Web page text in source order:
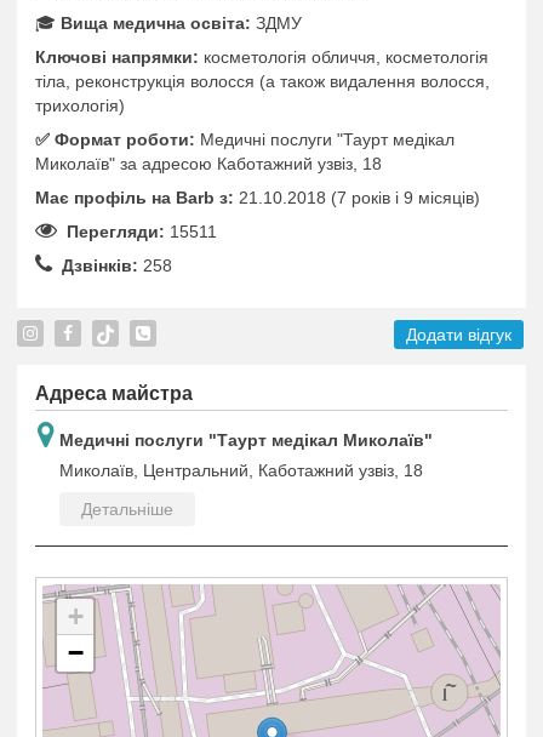
🎓 Вища медична освіта: ЗДМУ
Ключові напрямки: косметологія обличчя, косметологія
тіла, реконструкція волосся (а також видалення волосся,
трихологія)
✅️ Формат роботи: Медичні послуги "Таурт медікал
Миколаїв" за адресою Каботажний узвіз, 18
Має профіль на Barb з: 21.10.2018 (7 років i 9 місяців)
Перегляди: 15511
Дзвінків: 258
Додати відгук
Адреса майстра
Медичні послуги "Таурт медікал Миколаїв"
Миколаїв, Центральний, Каботажний узвіз, 18
Детальніше
+
−